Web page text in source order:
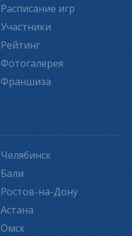
Расписание игр
Участники
Рейтинг
Фотогалерея
Франшиза
Челябинск
Бали
Ростов-на-Дону
Астана
Омск